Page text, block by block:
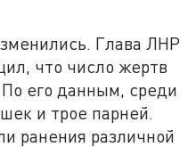
Глава ЛНР
что число жертв
его данным, среди
и трое парней.
ранения различной